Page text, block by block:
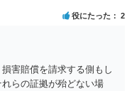
役にたった 2
害賠償を請求する側もし
らの証拠が殆どない場